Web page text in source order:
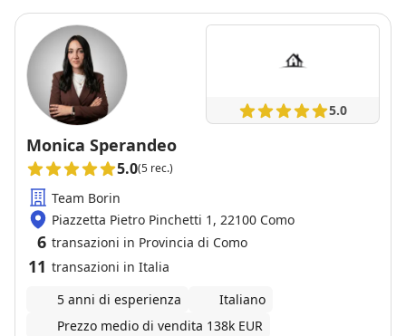
5.0
Monica Sperandeo
5.0(5 rec.)
Team Borin
Piazzetta Pietro Pinchetti 1, 22100 Como
6 transazioni in Provincia di Como
11 transazioni in Italia
5 anni di esperienza
Italiano
Prezzo medio di vendita 138k EUR